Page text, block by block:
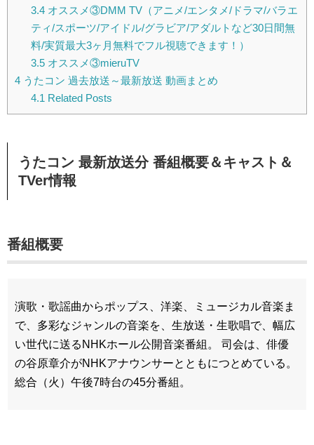
3.4オススメ③DMM TV（アニメ/エンタメ/ドラマ/バラエ
ティ/スポーツ/アイドル/グラビア/アダルトなど30日間無
料/実質最大3ヶ月無料でフル視聴できます！）
3.5オススメ③mieruTV
4 うたコン 過去放送～最新放送 動画まとめ
4.1 Related Posts
うたコン 最新放送分 番組概要＆キャスト＆
TVer情報
番組概要
演歌・歌謡曲からポップス、洋楽、ミュージカル音楽ま
で、多彩なジャンルの音楽を、生放送・生歌唱で、幅広
い世代に送るNHKホール公開音楽番組。 司会は、俳優
の谷原章介がNHKアナウンサーとともにつとめている。
総合（火）午後7時台の45分番組。